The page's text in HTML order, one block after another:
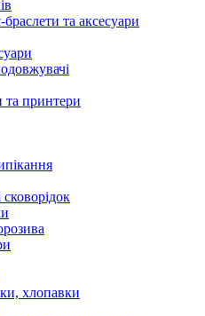
та аксесуари
та принтери
хлопавки